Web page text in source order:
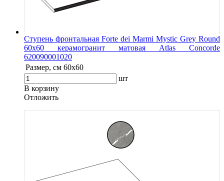
Ступень фронтальная Forte dei Marmi Mystic Grey Round
60x60 керамогранит матовая Atlas Concorde
620090001020
Размер, см 60x60
шт
В корзину
Oтложить